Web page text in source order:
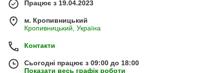
Працює з 19.04.2023
м. Кропивницький
Кропивницький, Україна
Контакти
Сьогодні працює з 09:00 до 18:00
Показати весь графік роботи